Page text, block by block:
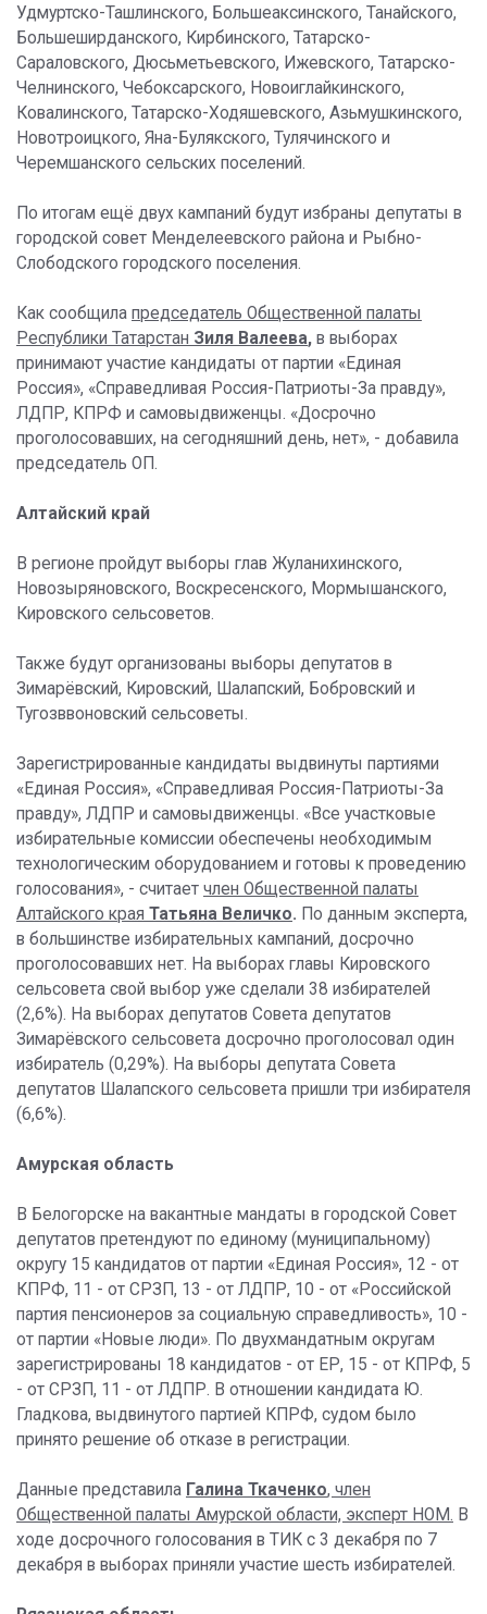
Удмуртско-Ташлинского, Большеаксинского, Танайского,
Большеширданского, Кирбинского, Татарско-
Сараловского, Дюсьметьевского, Ижевского, Татарско-
Челнинского, Чебоксарского, Новоиглайкинского,
Ковалинского, Татарско-Ходяшевского, Азьмушкинского,
Новотроицкого, Яна-Булякского, Тулячинского и
Черемшанского сельских поселений.
По итогам ещё двух кампаний будут избраны депутаты в
городской совет Менделеевского района и Рыбно-
Слободского городского поселения.
Как сообщила председатель Общественной палаты
Республики Татарстан Зиля Валеева, в выборах
принимают участие кандидаты от партии «Единая
Россия», «Справедливая Россия-Патриоты-За правду»,
ЛДПР, КПРФ и самовыдвиженцы. «Досрочно
проголосовавших, на сегодняшний день, нет», - добавила
председатель ОП.
Алтайский край
В регионе пройдут выборы глав Жуланихинского,
Новозыряновского, Воскресенского, Мормышанского,
Кировского сельсоветов.
Также будут организованы выборы депутатов в
Зимарёвский, Кировский, Шалапский, Бобровский и
Тугозввоновский сельсоветы.
Зарегистрированные кандидаты выдвинуты партиями
«Единая Россия», «Справедливая Россия-Патриоты-За
правду», ЛДПР и самовыдвиженцы. «Все участковые
избирательные комиссии обеспечены необходимым
технологическим оборудованием и готовы к проведению
голосования», - считает член Общественной палаты
Алтайского края Татьяна Величко. По данным эксперта,
в большинстве избирательных кампаний, досрочно
проголосовавших нет. На выборах главы Кировского
сельсовета свой выбор уже сделали 38 избирателей
(2,6%). На выборах депутатов Совета депутатов
Зимарёвского сельсовета досрочно проголосовал один
избиратель (0,29%). На выборы депутата Совета
депутатов Шалапского сельсовета пришли три избирателя
(6,6%).
Амурская область
В Белогорске на вакантные мандаты в городской Совет
депутатов претендуют по единому (муниципальному)
округу 15 кандидатов от партии «Единая Россия», 12 - от
КПРФ, 11 - от СРЗП, 13 - от ЛДПР, 10 - от «Российской
партия пенсионеров за социальную справедливость», 10 -
от партии «Новые люди». По двухмандатным округам
зарегистрированы 18 кандидатов - от ЕР, 15 - от КПРФ, 5
- от СРЗП, 11 - от ЛДПР. В отношении кандидата Ю.
Гладкова, выдвинутого партией КПРФ, судом было
принято решение об отказе в регистрации.
Данные представила Галина Ткаченко, член
Общественной палаты Амурской области, эксперт НОМ. В
ходе досрочного голосования в ТИК с 3 декабря по 7
декабря в выборах приняли участие шесть избирателей.